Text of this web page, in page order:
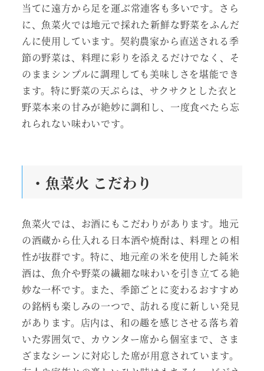
当てに遠方から足を運ぶ常連客も多いです。さら
に、魚菜火では地元で採れた新鮮な野菜をふんだ
んに使用しています。契約農家から直送される季
節の野菜は、料理に彩りを添えるだけでなく、そ
のままシンプルに調理しても美味しさを堪能でき
ます。特に野菜の天ぷらは、サクサクとした衣と
野菜本来の甘みが絶妙に調和し、一度食べたら忘
れられない味わいです。
・魚菜火 こだわり
魚菜火では、お酒にもこだわりがあります。地元
の酒蔵から仕入れる日本酒や焼酎は、料理との相
性が抜群です。特に、地元産の米を使用した純米
酒は、魚介や野菜の繊細な味わいを引き立てる絶
妙な一杯です。また、季節ごとに変わるおすすめ
の銘柄も楽しみの一つで、訪れる度に新しい発見
があります。店内は、和の趣を感じさせる落ち着
いた雰囲気で、カウンター席から個室まで、さま
ざまなシーンに対応した席が用意されています。